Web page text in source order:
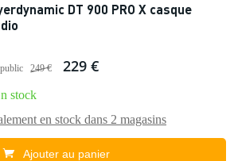
DT 900 PRO X casque
249 € 229 €
stock
en stock dans 2 magasins
Ajouter au panier